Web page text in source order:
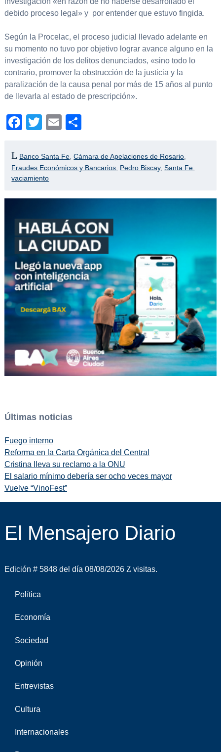
debido proceso legal» y por entender que estuvo fingida.
Según la Procelac, el proceso judicial llevado adelante en
su momento no tuvo por objetivo lograr avance alguno en la
investigación de los delitos denunciados, «sino todo lo
contrario, promover la obstrucción de la justicia y la
paralización de la causa penal por más de 15 años al punto
de llevarla al estado de prescripción».
Facebook
TwitterEmail
Banco Santa Fe ,Cámara de Apelaciones de Rosario
Fraudes Económicos y Bancarios Pedro Biscay,Santa Fe
vaciamiento
Últimas noticias
Fuego interno
Reforma en la Carta Orgánica del Central
Cristina lleva su reclamo a la ONU
El salario mínimo debería ser ocho veces mayor
Vuelve “VinoFest”
El Mensajero Diario
Edición # 5848 del día 08/08/2026 visitas.
Política
Economía
Sociedad
Opinión
Entrevistas
Cultura
Internacionales